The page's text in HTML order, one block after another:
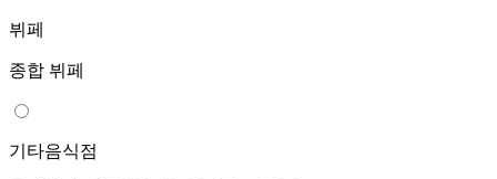
뷔페
종합 뷔페
기타음식점